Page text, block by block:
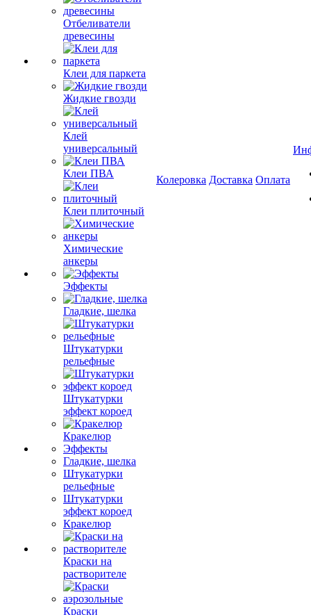
Отбеливатели
древесины
Клеи для паркета
Жидкие гвозди
Клей
универсальный
Клеи ПВА
Клеи плиточный
Химические
анкеры
Эффекты
Гладкие, шелка
Штукатурки
рельефные
Штукатурки
эффект короед
Кракелюр
Эффекты
Гладкие, шелка
Штукатурки
рельефные
Штукатурки
эффект короед
Кракелюр
Краски на
растворителе
Краски
Колеровка Доставка Оплата